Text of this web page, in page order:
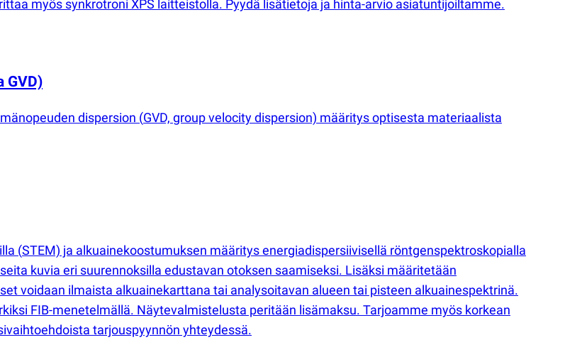
myös synkrotroni XPS laitteistolla. Pyydä lisätietoja ja hinta-arvio asiatuntijoiltamme.
GVD)
dispersion (GVD, group velocity dispersion) määritys optisesta materiaalista
(STEM) ja alkuainekoostumuksen määritys energiadispersiivisellä röntgenspektroskopialla
kuvia eri suurennoksilla edustavan otoksen saamiseksi. Lisäksi määritetään
voidaan ilmaista alkuainekarttana tai analysoitavan alueen tai pisteen alkuainespektrinä.
FIB-menetelmällä. Näytevalmistelusta peritään lisämaksu. Tarjoamme myös korkean
tarjouspyynnön yhteydessä.